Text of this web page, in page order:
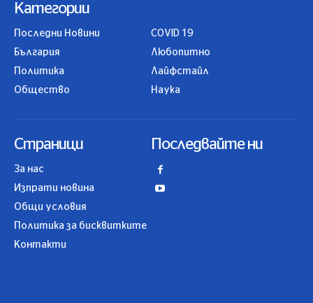
Категории
Последни Новини
България
Политика
Общество
COVID 19
Любопитно
Лайфстайл
Наука
Страници
За нас
Изпрати новина
Общи условия
Политика за бисквитките
Контакти
Последвайте ни